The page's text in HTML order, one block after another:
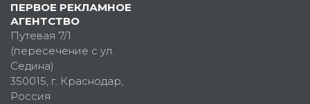
ПЕРВОЕ РЕКЛАМНОЕ
АГЕНТСТВО
Путевая 7/1
(пересечение с ул.
Седина)
350015, г. Краснодар,
Россия